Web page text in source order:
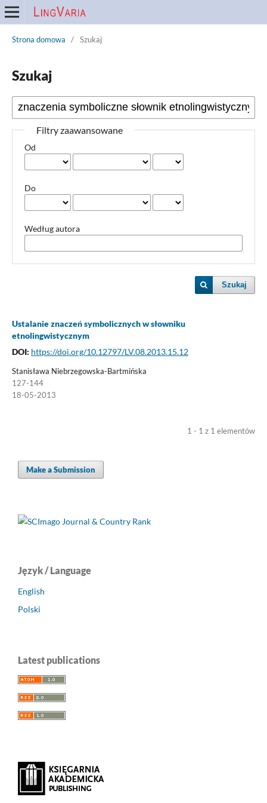
Strona domowa / Szukaj
Szukaj
Filtry zaawansowane
Od
Do
Według autora
Szukaj
Ustalanie znaczeń symbolicznych w słowniku
etnolingwistycznym
DOI: https://doi.org/10.12797/LV.08.2013.15.12
Stanisława Niebrzegowska-Bartmińska
127-144
18-05-2013
1 - 1 z 1 elementów
Make a Submission
Język / Language
English
Polski
Latest publications